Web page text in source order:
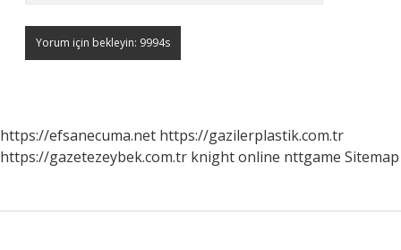
https://efsanecuma.net https://gazilerplastik.com.tr
https://gazetezeybek.com.tr knight online nttgame Sitemap